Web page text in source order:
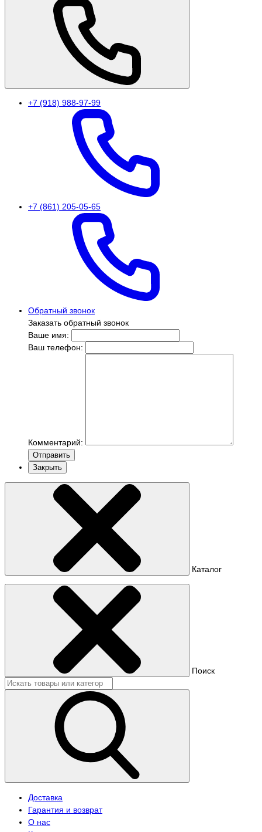
+7 (918) 988-97-99
+7 (861) 205-05-65
Обратный звонок
Заказать обратный звонок
Ваше имя:
Ваш телефон:
Комментарий:
Отправить
Закрыть
Каталог
Поиск
Доставка
Гарантия и возврат
О нас